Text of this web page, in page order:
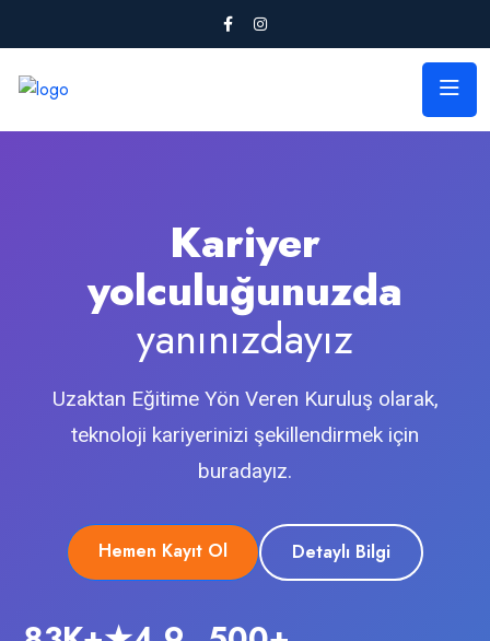
Kariyer
yolculuğunuzda
yanınızdayız
Uzaktan Eğitime Yön Veren Kuruluş olarak,
teknoloji kariyerinizi şekillendirmek için
buradayız.
Hemen Kayıt Ol Detaylı Bilgi